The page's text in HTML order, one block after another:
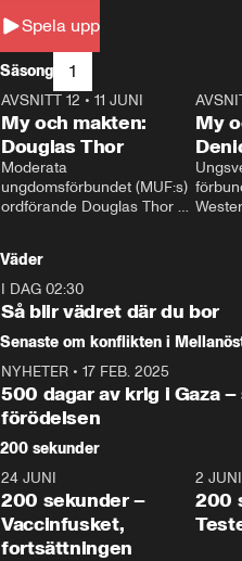
Spela upp
Säsong 1
26:27
AVSNITT 12 • 11 JUNI
My och makten:
Douglas Thor
Moderata
ungdomsförbundet (MUF:s)
ordförande Douglas Thor
tonårsutvisningarna och hur
Moderaterna ska locka
väljare till valet i höst.
My
Väder
I DAG 02:30
Så blir vädret där du bor
Senaste om konflikten i
NYHETER • 17 FEB. 2025
500 dagar av krig i Gaza –
förödelsen
200 sekunder
5:00
24 JUNI
200 sekunder –
Vaccinfusket,
fortsättningen
2 JUNI
200